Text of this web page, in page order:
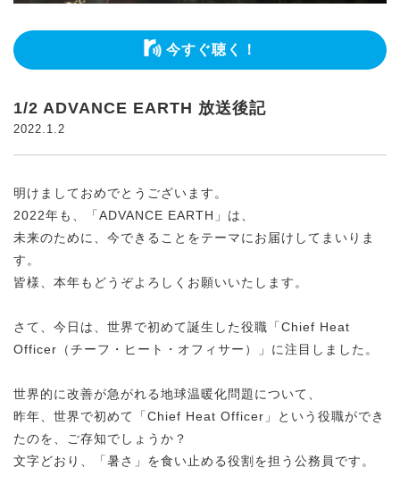
今すぐ聴く！
1/2 ADVANCE EARTH 放送後記
2022.1.2
明けましておめでとうございます。
2022年も、「ADVANCE EARTH」は、
未来のために、今できることをテーマにお届けしてまいりま
す。
皆様、本年もどうぞよろしくお願いいたします。
さて、今日は、世界で初めて誕生した役職「Chief Heat
Officer（チーフ・ヒート・オフィサー）」に注目しました。
世界的に改善が急がれる地球温暖化問題について、
昨年、世界で初めて「Chief Heat Officer」という役職ができ
たのを、ご存知でしょうか？
文字どおり、「暑さ」を食い止める役割を担う公務員です。